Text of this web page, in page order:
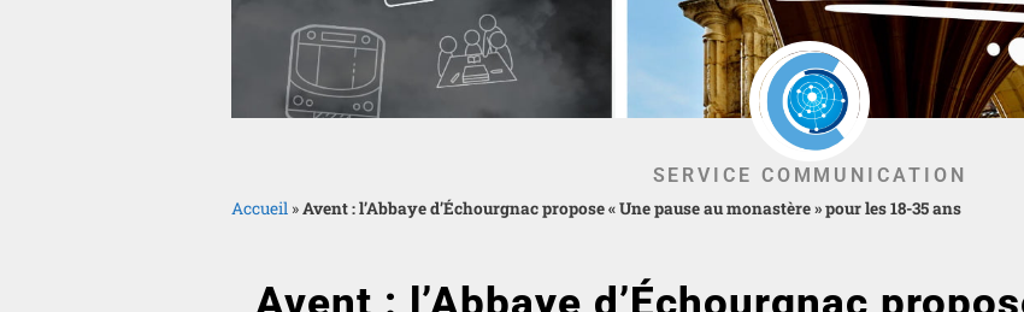
SERVICE COMMUNICATION
Accueil »Avent : l’Abbaye d’Échourgnac propose « Une pause au monastère » pour les 18-35 ans